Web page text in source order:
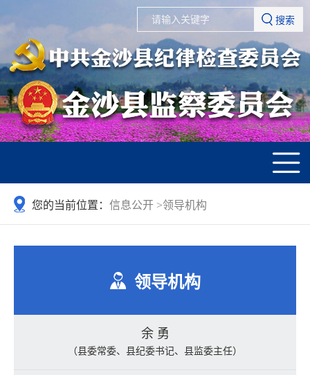
搜索
您的当前位置： 信息公开 >领导机构
领导机构
余 勇
（县委常委、县纪委书记、县监委主任）